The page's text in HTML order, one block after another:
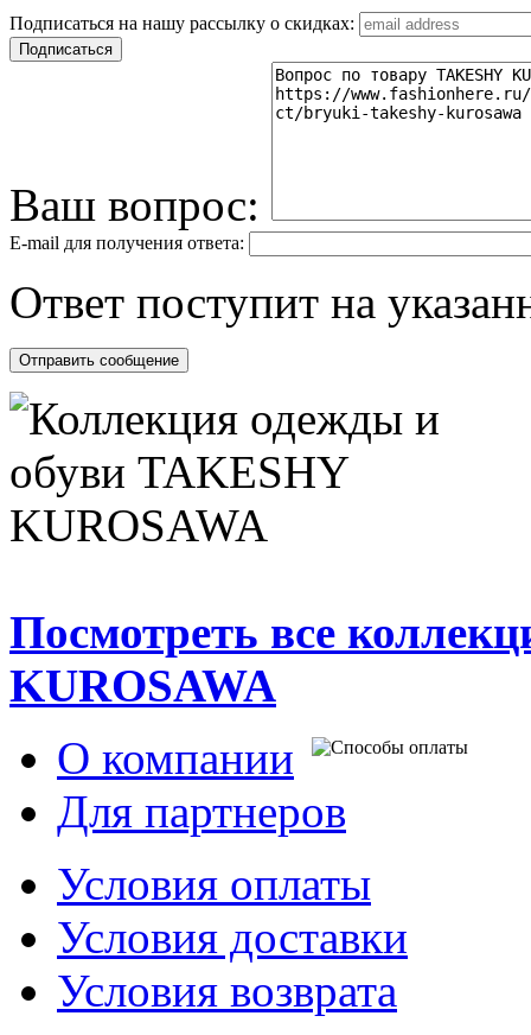
Подписаться на нашу рассылку о скидках:
Ваш вопрос:
E-mail для получения ответа:
Ответ поступит на
Посмотреть все
KUROSAWA
О компании
Для партнеров
Условия оплаты
Условия доставки
Условия возврата